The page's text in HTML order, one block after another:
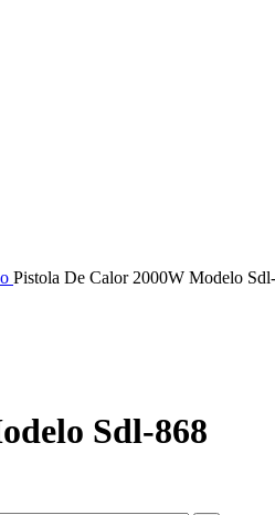
Pistola De Calor 2000W Modelo
Sdl-868